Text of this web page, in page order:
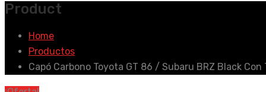
Product
Home
Productos
Capó Carbono Toyota GT 86 / Subaru BRZ Black Con